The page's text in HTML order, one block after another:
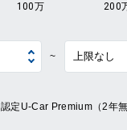
100万 200
~
認定U-Car Premium（2年無